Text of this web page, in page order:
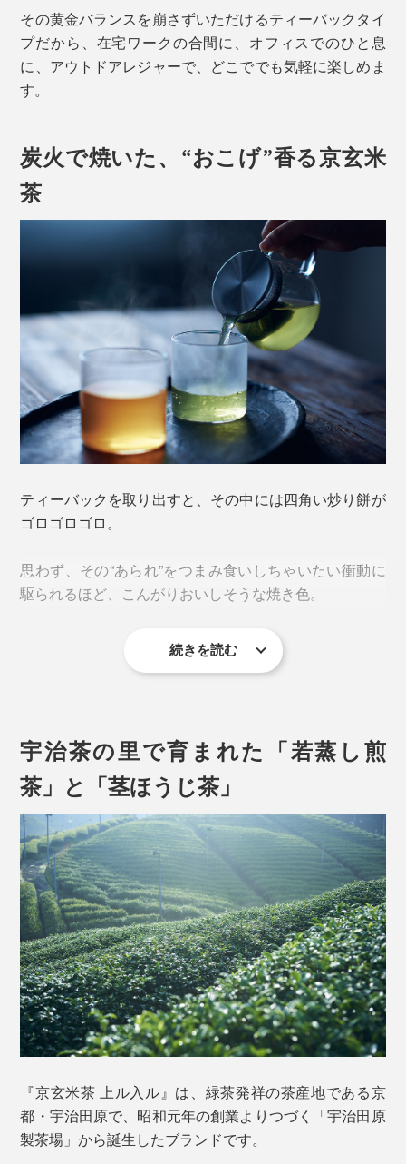
その黄金バランスを崩さずいただけるティーバックタイ
プだから、在宅ワークの合間に、オフィスでのひと息
に、アウトドアレジャーで、どこででも気軽に楽しめま
す。
炭火で焼いた、“おこげ”香る京玄米
茶
ティーバックを取り出すと、その中には四角い炒り餅が
ゴロゴロゴロ。
思わず、その“あられ”をつまみ食いしちゃいたい衝動に
駆られるほど、こんがりおいしそうな焼き色。
写真左奥は「ほうじ茶ベース（西）、写真右前は「煎茶ベース（東）」※写真は個
包装タイプ（12Pボックス、ギフトセット）
これぞ、『京玄米茶 上ル入ル』が玄米茶の原点を見つ
め直したことで生まれた、突き抜ける香ばしさのヒケツ
です。
私たちにとって馴染み深い玄米茶といえば、「炒ったお
米」入りのお茶。
でも、原点は「炒った餅」入りのお茶が玄米茶の“姿”で
した。
続きを読む
宇治茶の里で育まれた「若蒸し煎
茶」と「茎ほうじ茶」
『京玄米茶 上ル入ル』は、緑茶発祥の茶産地である京
都・宇治田原で、昭和元年の創業よりつづく「宇治田原
製茶場」から誕生したブランドです。